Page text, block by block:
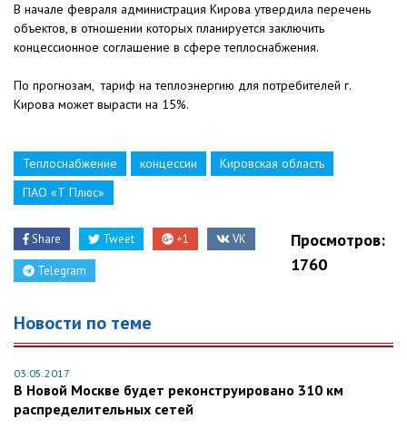
В начале февраля администрация Кирова утвердила перечень
объектов, в отношении которых планируется заключить
концессионное соглашение в сфере теплоснабжения.
По прогнозам, тариф на теплоэнергию для потребителей г.
Кирова может вырасти на 15%.
Теплоснабжение концессии
Кировская область
ПАО «Т Плюс»
Share Tweet +1 VK
Telegram
Просмотров:
1760
Новости по теме
03.05.2017
В Новой Москве будет реконструировано 310 км
распределительных сетей